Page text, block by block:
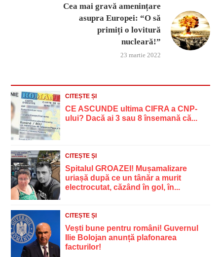
Cea mai gravă amenințare
asupra Europei: “O să
primiți o lovitură
nucleară!”
23 martie 2022
CITEȘTE ȘI
CE ASCUNDE ultima CIFRA a CNP-
ului? Dacă ai 3 sau 8 însemană că...
CITEȘTE ȘI
Spitalul GROAZEI! Mușamalizare
uriașă după ce un tânăr a murit
electrocutat, căzând în gol, în...
CITEȘTE ȘI
Vești bune pentru români! Guvernul
Ilie Bolojan anunță plafonarea
facturilor!